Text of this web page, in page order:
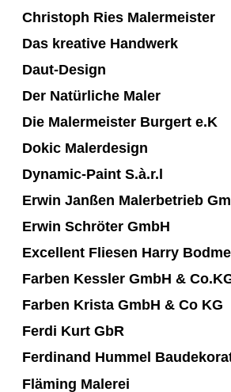
Christoph Ries Malermeister
Das kreative Handwerk
Daut-Design
Der Natürliche Maler
Die Malermeister Burgert e.K
Dokic Malerdesign
Dynamic-Paint S.à.r.l
Erwin Janßen Malerbetrieb
Erwin Schröter GmbH
Excellent Fliesen Harry
Farben Kessler GmbH &
Farben Krista GmbH & Co KG
Ferdi Kurt GbR
Ferdinand Hummel
Fläming Malerei